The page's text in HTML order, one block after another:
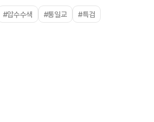
#압수수색 #통일교 #특검